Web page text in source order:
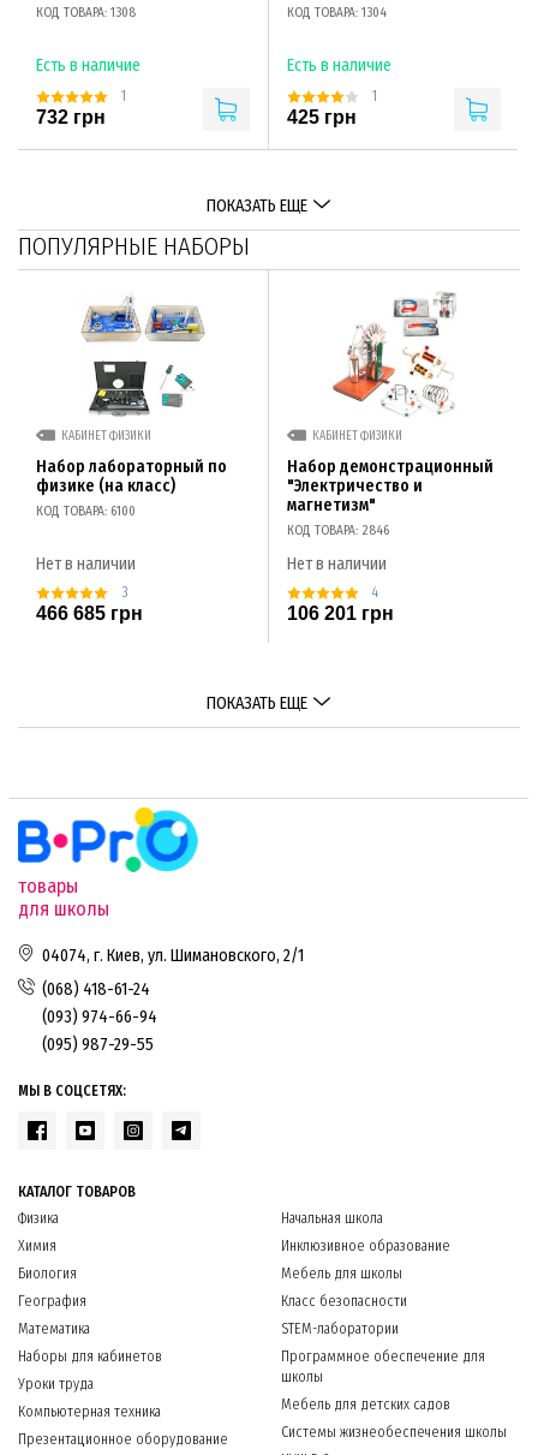
КОД ТОВАРА: 1308
Есть в наличие
1
732 грн
КОД ТОВАРА: 1304
Есть в наличие
1
425 грн
ПОКАЗАТЬ ЕЩЕ
ПОПУЛЯРНЫЕ НАБОРЫ
КАБИНЕТ ФИЗИКИ
Набор лабораторный по
физике (на класс)
КОД ТОВАРА: 6100
Нет в наличии
3
466 685 грн
КАБИНЕТ ФИЗИКИ
Набор демонстрационный
"Электричество и
магнетизм"
КОД ТОВАРА: 2846
Нет в наличии
4
106 201 грн
ПОКАЗАТЬ ЕЩЕ
товары
для школы
04074, г. Киев, ул. Шимановского, 2/1
(068) 418-61-24
(093) 974-66-94
(095) 987-29-55
МЫ В СОЦСЕТЯХ:
КАТАЛОГ ТОВАРОВ
Физика
Химия
Биология
География
Математика
Наборы для кабинетов
Уроки труда
Компьютерная техника
Презентационное оборудование
Начальная школа
Инклюзивное образование
Мебель для школы
Класс безопасности
STEM-лаборатории
Программное обеспечение для
школы
Мебель для детских садов
Системы жизнеобеспечения школы